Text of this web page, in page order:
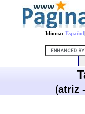
Idioma: Español|
(atriz